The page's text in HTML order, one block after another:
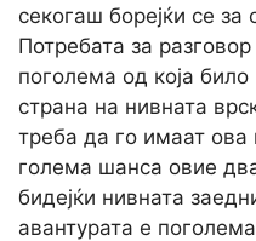
секогаш борејќи се за
Потребата за
поголема од која
страна на нивната
треба да го имаат
голема шанса овие
бидејќи нивната
авантурата е